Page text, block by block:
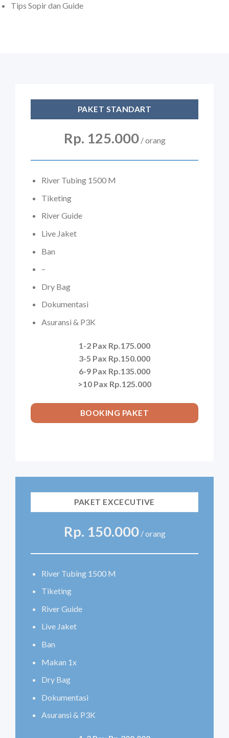
Tips Sopir dan Guide
PAKET STANDART
Rp. 125.000/ orang
River Tubing 1500 M
Tiketing
River Guide
Live Jaket
Ban
–
Dry Bag
Dokumentasi
Asuransi & P3K
1-2 Pax Rp.175.000
3-5 Pax Rp.150.000
6-9 Pax Rp.135.000
>10 Pax Rp.125.000
BOOKING PAKET
PAKET EXCECUTIVE
Rp. 150.000/ orang
River Tubing 1500 M
Tiketing
River Guide
Live Jaket
Ban
Makan 1x
Dry Bag
Dokumentasi
Asuransi & P3K